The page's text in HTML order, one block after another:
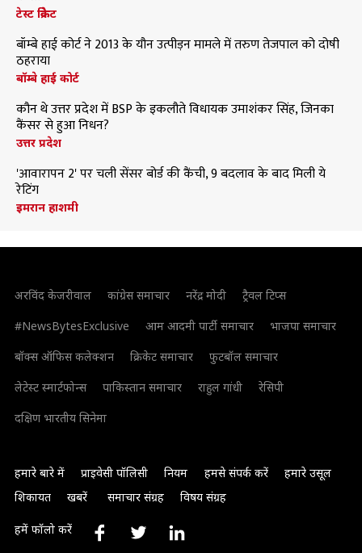
टेस्ट क्रिकेट
बॉम्बे हाई कोर्ट ने 2013 के यौन उत्पीड़न मामले में तरुण तेजपाल को दोषी
ठहराया
बॉम्बे हाई कोर्ट
कौन थे उत्तर प्रदेश में BSP के इकलौते विधायक उमाशंकर सिंह, जिनका
कैंसर से हुआ निधन?
उत्तर प्रदेश
'आवारापन 2' पर चली सेंसर बोर्ड की कैंची, 9 बदलाव के बाद मिली ये
रेटिंग
इमरान हाशमी
अरविंद केजरीवाल कांग्रेस समाचार नरेंद्र मोदी
ट्रैवल टिप्स
#NewsBytesExclusive
आम आदमी पार्टी समाचार
भाजपा समाचार
बॉक्स ऑफिस कलेक्शन
क्रिकेट समाचार
फुटबॉल समाचार
लेटेस्ट स्मार्टफोन्स
पाकिस्तान समाचार राहुल गांधी
रेसिपी
दक्षिण भारतीय सिनेमा
हमारे बारे में प्राइवेसी पॉलिसी नियम हमसे संपर्क करें
हमारे उसूल
शिकायत
खबरें समाचार संग्रह विषय संग्रह
हमें फॉलो करें